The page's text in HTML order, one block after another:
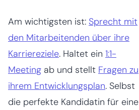
Am wichtigsten ist: Sprecht mit
den Mitarbeitenden über ihre
Karriereziele. Haltet ein 1:1-
Meeting ab und stellt Fragen zu
ihrem Entwicklungsplan. Selbst
die perfekte Kandidatin für eine